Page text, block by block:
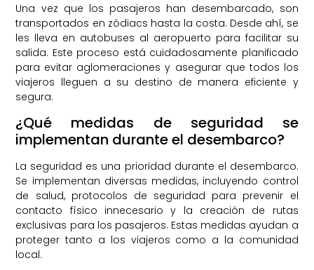
Una vez que los pasajeros han desembarcado, son
transportados en zódiacs hasta la costa. Desde ahí, se
les lleva en autobuses al aeropuerto para facilitar su
salida. Este proceso está cuidadosamente planificado
para evitar aglomeraciones y asegurar que todos los
viajeros lleguen a su destino de manera eficiente y
segura.
¿Qué medidas de seguridad se
implementan durante el desembarco?
La seguridad es una prioridad durante el desembarco.
Se implementan diversas medidas, incluyendo control
de salud, protocolos de seguridad para prevenir el
contacto físico innecesario y la creación de rutas
exclusivas para los pasajeros. Estas medidas ayudan a
proteger tanto a los viajeros como a la comunidad
local.